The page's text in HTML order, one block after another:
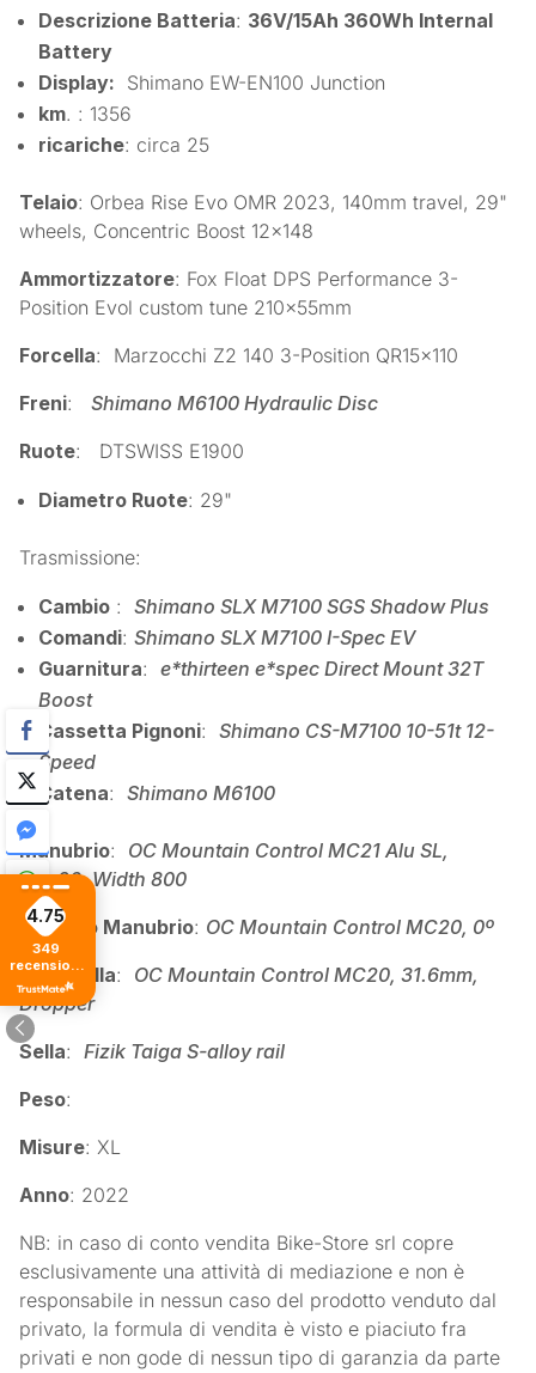
Descrizione Batteria: 36V/15Ah 360Wh Internal
Battery
Display: Shimano EW-EN100 Junction
km. : 1356
ricariche: circa 25
Telaio: Orbea Rise Evo OMR 2023, 140mm travel, 29"
wheels, Concentric Boost 12×148
Ammortizzatore: Fox Float DPS Performance 3-
Position Evol custom tune 210x55mm
Forcella: Marzocchi Z2 140 3-Position QR15x110
Freni:Shimano M6100 Hydraulic Disc
Ruote: DTSWISS E1900
Diametro Ruote: 29"
Trasmissione:
Cambio :Shimano SLX M7100 SGS Shadow Plus
Comandi:Shimano SLX M7100 I-Spec EV
Guarnitura:e*thirteen e*spec Direct Mount 32T
Boost
Cassetta Pignoni:Shimano CS-M7100 10-51t 12-
Speed
Catena:Shimano M6100
Manubrio: OC Mountain Control MC21 Alu SL,
Rise20, Width 800
Attacco Manubrio: OC Mountain Control MC20, 0º
Reggisella: OC Mountain Control MC20, 31.6mm,
Dropper
Sella:Fizik Taiga S-alloy rail
Peso:
Misure: XL
Anno: 2022
NB: in caso di conto vendita Bike-Store srl copre
esclusivamente una attività di mediazione e non è
responsabile in nessun caso del prodotto venduto dal
privato, la formula di vendita è visto e piaciuto fra
privati e non gode di nessun tipo di garanzia da parte
4.75
349
recensioni
di tutti i
tempi